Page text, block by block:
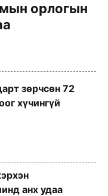
орлогын
зөрчсөн 72
хүчингүй
анх удаа